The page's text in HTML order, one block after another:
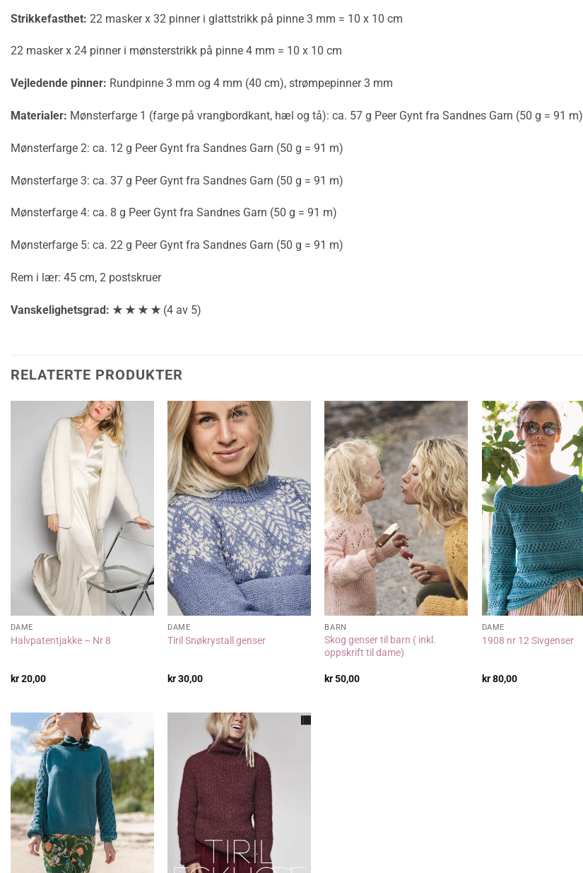
Strikkefasthet: 22 masker x 32 pinner i glattstrikk på pinne 3 mm = 10 x 10 cm
22 masker x 24 pinner i mønsterstrikk på pinne 4 mm = 10 x 10 cm
Vejledende pinner: Rundpinne 3 mm og 4 mm (40 cm), strømpepinner 3 mm
Materialer: Mønsterfarge 1 (farge på vrangbordkant, hæl og tå): ca. 57 g Peer Gynt fra Sandnes Garn (50 g = 91 m)
Mønsterfarge 2: ca. 12 g Peer Gynt fra Sandnes Garn (50 g = 91 m)
Mønsterfarge 3: ca. 37 g Peer Gynt fra Sandnes Garn (50 g = 91 m)
Mønsterfarge 4: ca. 8 g Peer Gynt fra Sandnes Garn (50 g = 91 m)
Mønsterfarge 5: ca. 22 g Peer Gynt fra Sandnes Garn (50 g = 91 m)
Rem i lær: 45 cm, 2 postskruer
Vanskelighetsgrad: ★ ★★★(4 av 5)
RELATERTE PRODUKTER
DAME
Halvpatentjakke – Nr 8
kr20,00
DAME
Tiril Snøkrystall genser
kr30,00
BARN
Skog genser til barn ( inkl.
oppskrift til dame)
kr50,00
DAME
1908 nr 12 Sivgenser
kr80,00